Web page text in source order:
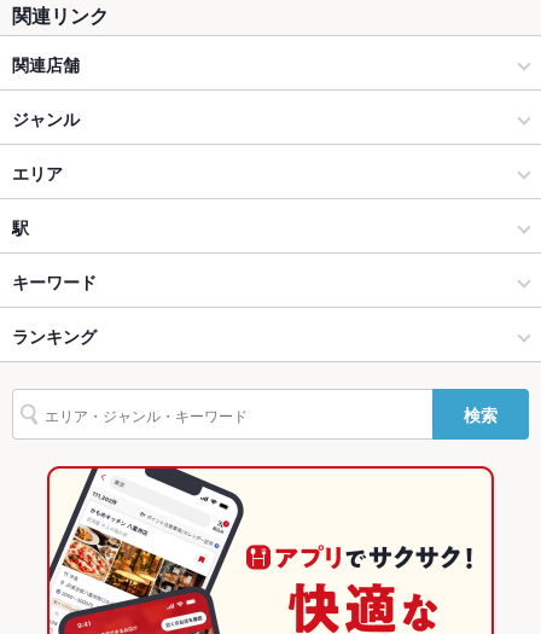
カウンター
ソファー
なし ：ソファー席はございませんが、ゆったり寛げる掘りごた
テラス席
貸切
設備
バリアフリ
ー
なし ：店内には段差などございます。ご来店の際は事前にご連
絡ください
駐車場
なし ：お近くのコインパーキングをご利用ください。お酒を飲
その他設備 ご不明点がございましたら店舗までお問い合わせください
その他
飲み放題
あり ：いつでも100種100分[飲放]1200円！30分延長500円、
60分延長800円※クーポン利用でさらにオトク！
関連リンク
関連店舗
刺身と焼き物 ひゃくや
【全席個室】刺身と焼物 ひゃくや 本邸
【全席個室】刺身と焼物 ひゃくや 別邸
【全席個室】刺身と焼物 ひゃくや 札幌駅北口店
【全席個室】刺身と焼物 ひゃくや 大通南１条店
【全席個室】刺身と焼物 ひゃくや 札幌駅JR高架下店
【全席個室】刺身と焼物 ひゃくや 北24条駅前店
【のれん個室×刺身の旨い居酒屋】ひゃくや 月寒中央駅前店
【全席個室】炙り旬（あぶりしゅん）狸小路駅前店
【全席個室】炙り旬（あぶりしゅん）南5条別邸
ジャンル
居酒屋
海鮮
すすきの × 居酒屋
すすきの × 海鮮
狸小路駅 × 居酒屋
狸小路駅 × 海鮮
焼き鳥・鶏料理
すすきの × 和食
エリア
すすきの駅
すすきの駅 × 居酒屋
すすきの駅 × 海鮮
すすきの駅 × 和食
すすきの駅 × 焼き鳥・鶏料理
北海道 × 居酒屋
北海道 × 海鮮
駅
大通駅
すすきの駅
狸小路駅
キーワード
からあげ カニ料理
焼きそば レバー つくね ステーキ チャーハン
チーズケーキ 肉寿司 白湯ラーメン
ランキング
北海道のグルメランキング
北海道の居酒屋ランキング
北海道の海鮮ランキング
すすきののグルメランキング
すすきのの居酒屋ランキング
検索